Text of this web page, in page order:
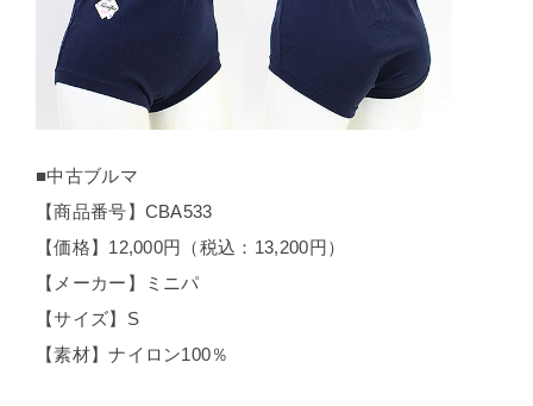
■中古ブルマ
【商品番号】CBA533
【価格】12,000円（税込：13,200円）
【メーカー】ミニパ
【サイズ】S
【素材】ナイロン100％